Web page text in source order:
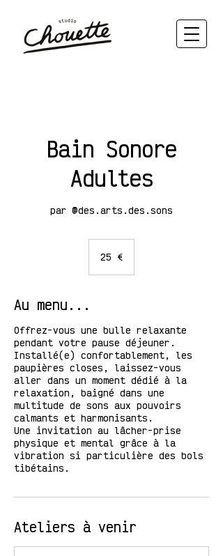
Bain Sonore
Adultes
par @des.arts.des.sons
25 €
Au menu...
Offrez-vous une bulle relaxante
pendant votre pause déjeuner.
Installé(e) confortablement, les
paupières closes, laissez-vous
aller dans un moment dédié à la
relaxation, baigné dans une
multitude de sons aux pouvoirs
calmants et harmonisants.
Une invitation au lâcher-prise
physique et mental grâce à la
vibration si particulière des bols
tibétains.
Ateliers à venir